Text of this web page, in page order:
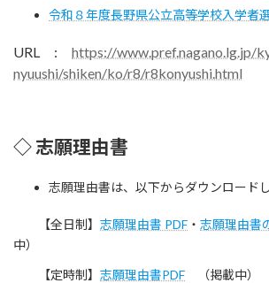
令和８年度長野県公立高等学校入学者
URL : https://www.pref.nagano.lg.jp/
nyuushi/shiken/ko/r8/r8konyushi.html
◇ 志願理由書
志願理由書は、以下からダウンロード
【全日制】 志願理由書 PDF ・ 志願理由書
中）
【定時制】 志願理由書PDF （掲載中）